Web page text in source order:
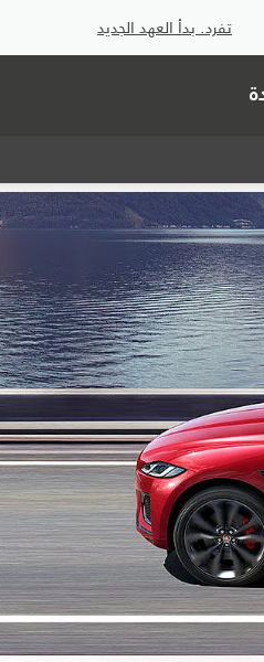
تفرد. بدأ العهد الجديد